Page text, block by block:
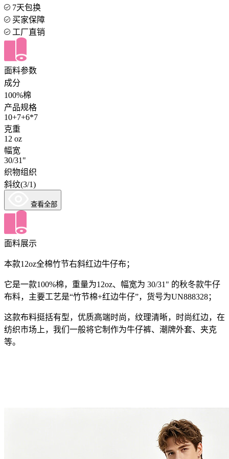
7天包换
买家保障
工厂直销
面料参数
成分
100%棉
产品规格
10+7+6*7
克重
12 oz
幅宽
30/31"
织物组织
斜纹(3/1)
查看全部
面料展示
本款12oz全棉竹节右斜红边牛仔布；
它是一款100%棉，重量为12oz、幅宽为 30/31" 的秋冬款牛仔
布料，主要工艺是“竹节棉+红边牛仔”，货号为UN888328；
这款布料挺括有型，优质高端时尚，纹理清晰，时尚红边，在
纺织市场上，我们一般将它制作为牛仔裤、潮牌外套、夹克
等。